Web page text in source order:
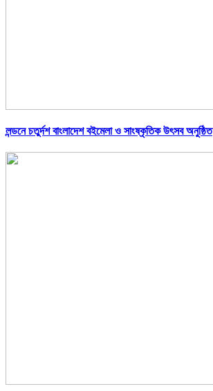
লন্ডনে চতুর্দশ বাংলাদেশ বইমেলা ও সাংষ্কৃতিক উৎসব অনুষ্ঠিত